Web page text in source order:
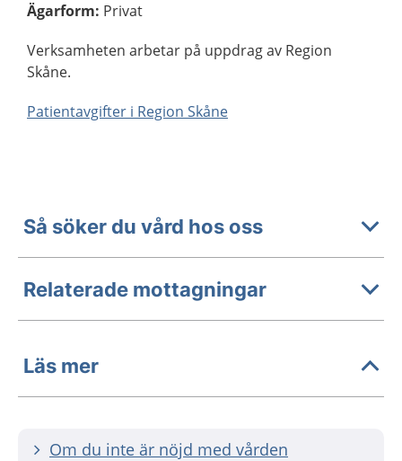
Ägarform: Privat
Verksamheten arbetar på uppdrag av Region
Skåne.
Patientavgifter i Region Skåne
Så söker du vård hos oss
Relaterade mottagningar
Läs mer
Om du inte är nöjd med vården